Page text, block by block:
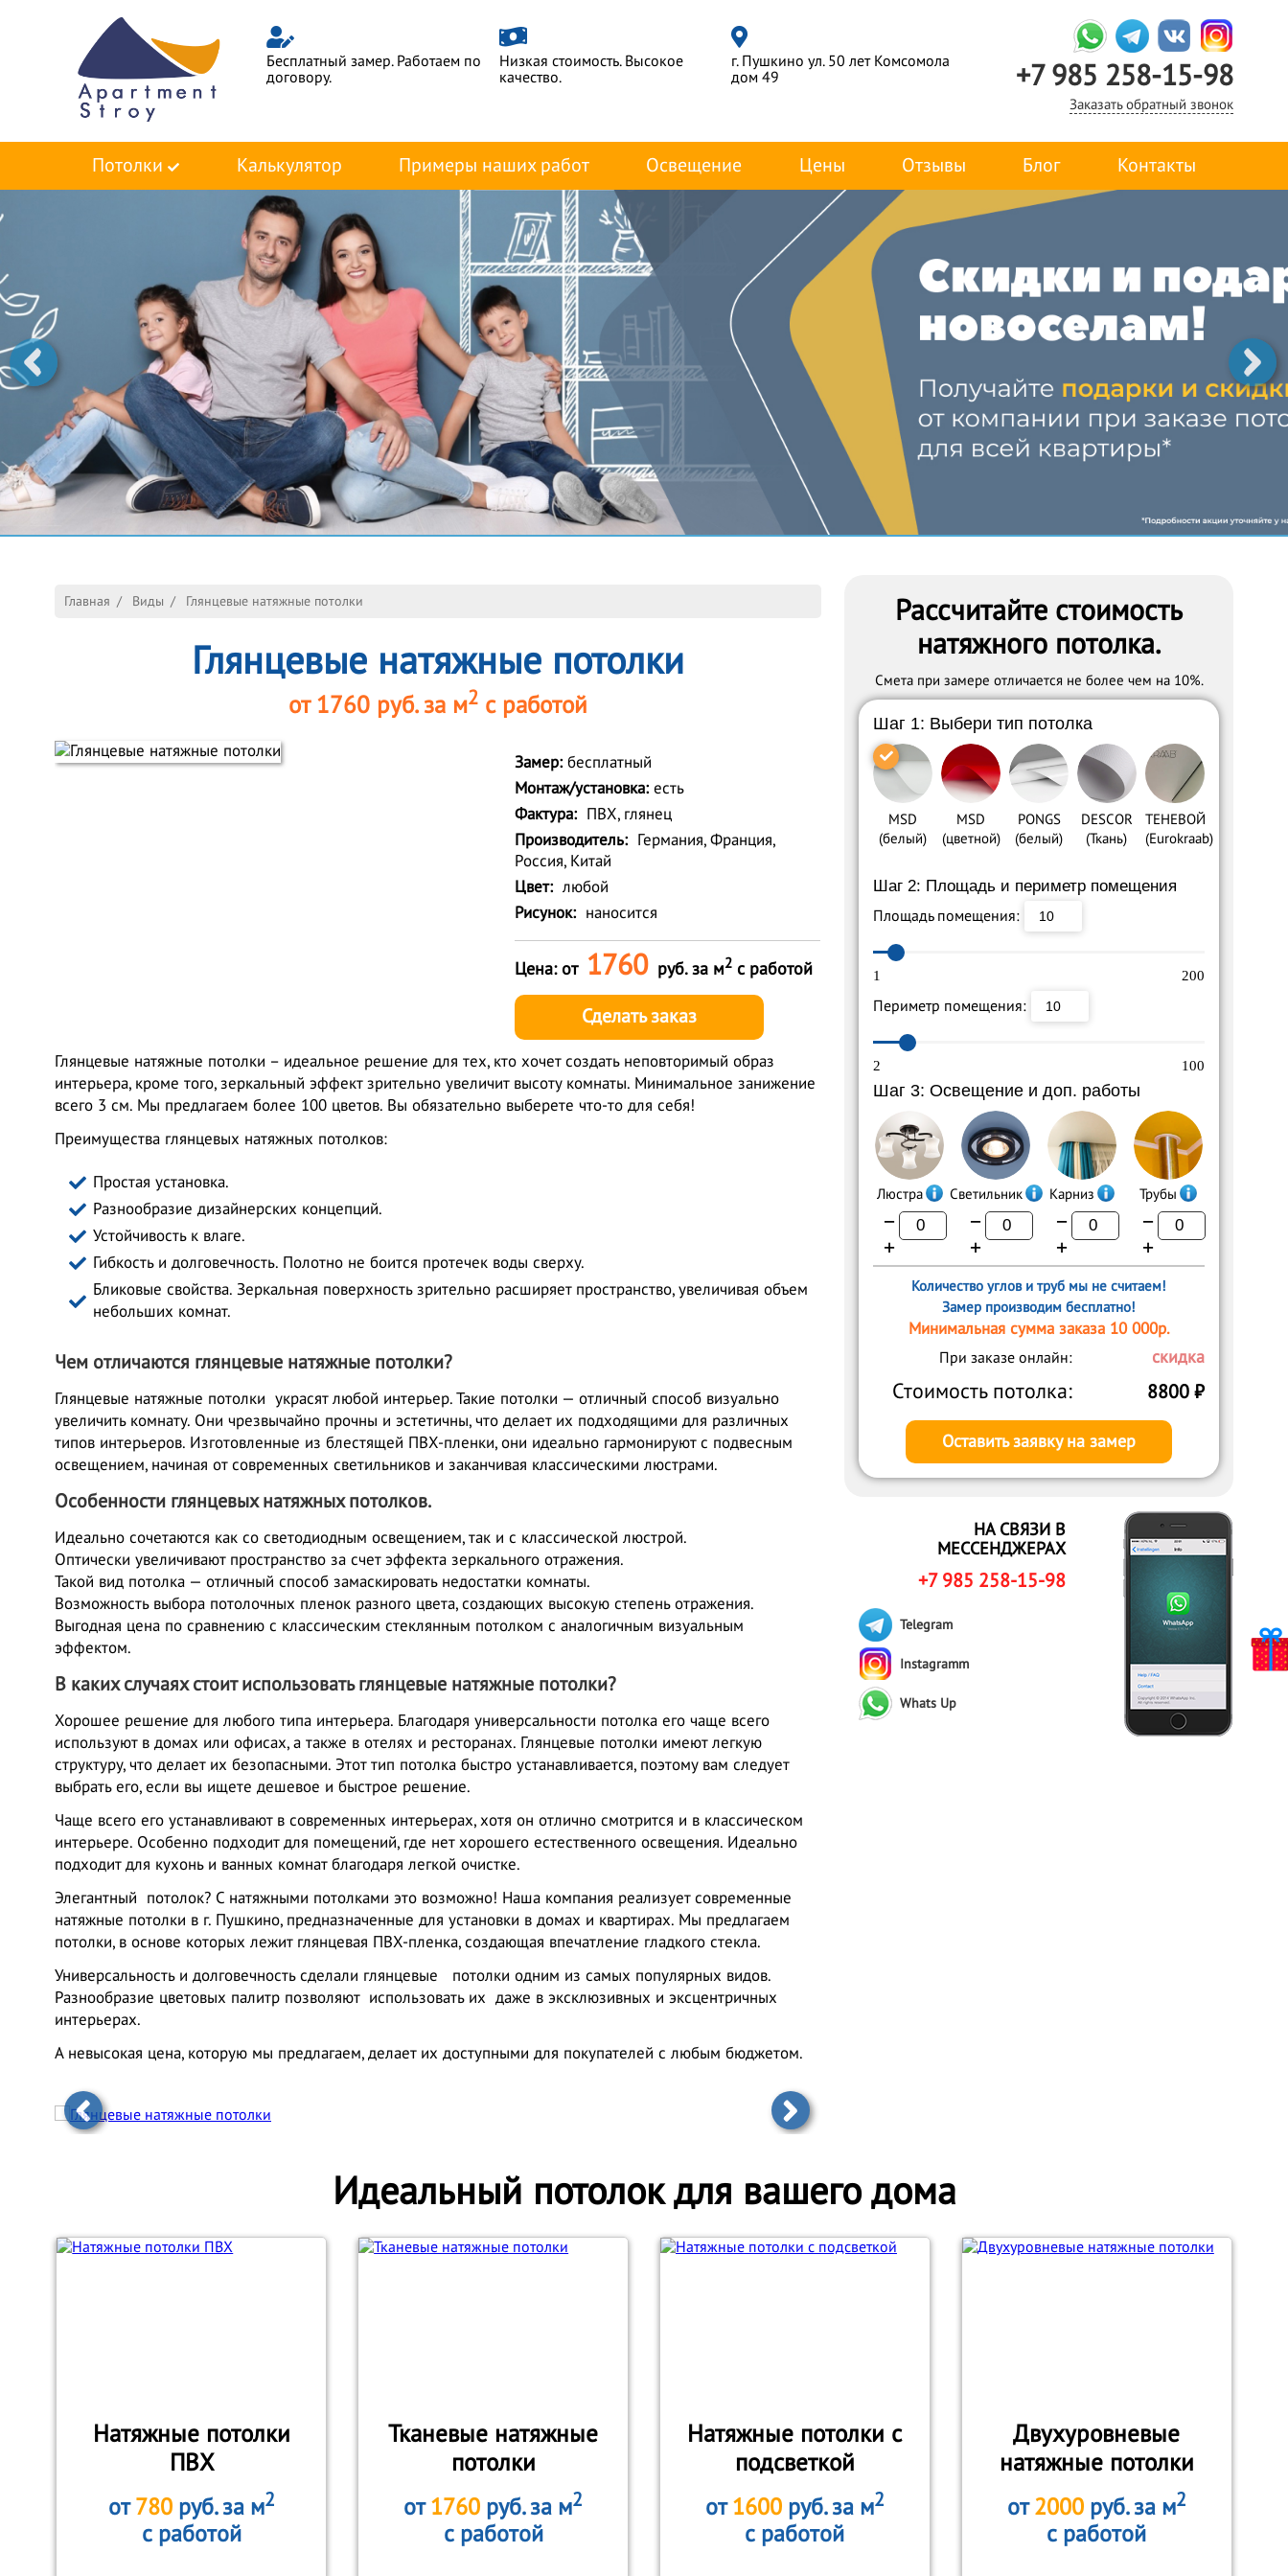
Бесплатный замер. Работаем по
договору.
Низкая стоимость. Высокое
качество.
г. Пушкино ул. 50 лет Комсомола
дом 49
+7 985 258-15-98
Заказать обратный звонок
Потолки Калькулятор Примеры наших работ Освещение Цены Отзывы Блог Контакты
Главная / Виды / Глянцевые натяжные потолки
Глянцевые натяжные потолки
от 1760руб. за м2с работой
Замер: бесплатный
Монтаж/установка: есть
Фактура: ПВХ, глянец
Производитель: Германия, Франция,
Россия, Китай
Цвет: любой
Рисунок: наносится
Цена: от 1760 руб. за м2с работой
Сделать заказ
Глянцевые натяжные потолки – идеальное решение для тех, кто хочет создать неповторимый образ
интерьера, кроме того, зеркальный эффект зрительно увеличит высоту комнаты. Минимальное занижение
всего 3 см. Мы предлагаем более 100 цветов. Вы обязательно выберете что-то для себя!
Преимущества глянцевых натяжных потолков:
Простая установка.
Разнообразие дизайнерских концепций.
Устойчивость к влаге.
Гибкость и долговечность. Полотно не боится протечек воды сверху.
Бликовые свойства. Зеркальная поверхность зрительно расширяет пространство, увеличивая объем
небольших комнат.
Чем отличаются глянцевые натяжные потолки?
Глянцевые натяжные потолки украсят любой интерьер. Такие потолки — отличный способ визуально
увеличить комнату. Они чрезвычайно прочны и эстетичны, что делает их подходящими для различных
типов интерьеров. Изготовленные из блестящей ПВХ-пленки, они идеально гармонируют с подвесным
освещением, начиная от современных светильников и заканчивая классическими люстрами.
Особенности глянцевых натяжных потолков.
Идеально сочетаются как со светодиодным освещением, так и с классической люстрой.
Оптически увеличивают пространство за счет эффекта зеркального отражения.
Такой вид потолка — отличный способ замаскировать недостатки комнаты.
Возможность выбора потолочных пленок разного цвета, создающих высокую степень отражения.
Выгодная цена по сравнению с классическим стеклянным потолком с аналогичным визуальным
эффектом.
В каких случаях стоит использовать глянцевые натяжные потолки?
Хорошее решение для любого типа интерьера. Благодаря универсальности потолка его чаще всего
используют в домах или офисах, а также в отелях и ресторанах. Глянцевые потолки имеют легкую
структуру, что делает их безопасными. Этот тип потолка быстро устанавливается, поэтому вам следует
выбрать его, если вы ищете дешевое и быстрое решение.
Чаще всего его устанавливают в современных интерьерах, хотя он отлично смотрится и в классическом
интерьере. Особенно подходит для помещений, где нет хорошего естественного освещения. Идеально
подходит для кухонь и ванных комнат благодаря легкой очистке.
Элегантный потолок? С натяжными потолками это возможно! Наша компания реализует современные
натяжные потолки в г. Пушкино, предназначенные для установки в домах и квартирах. Мы предлагаем
потолки, в основе которых лежит глянцевая ПВХ-пленка, создающая впечатление гладкого стекла.
Универсальность и долговечность сделали глянцевые потолки одним из самых популярных видов.
Разнообразие цветовых палитр позволяют использовать их даже в эксклюзивных и эксцентричных
интерьерах.
А невысокая цена, которую мы предлагаем, делает их доступными для покупателей с любым бюджетом.
Рассчитайте стоимость
натяжного потолка.
Cмета при замере отличается не более чем на 10%.
Шаг 1: Выбери тип потолка
MSD
(белый)
MSD
(цветной)
PONGS
(белый)
DESCOR
(Ткань)
ТЕНЕВОЙ
(Eurokraab)
Шаг 2: Площадь и периметр помещения
Площадь помещения:
1 200
Периметр помещения:
2 100
Шаг 3: Освещение и доп. работы
Люстра
−
+
Светильник
−
+
Карниз
−
+
Трубы
−
+
Количество углов и труб мы не считаем!
Замер производим бесплатно!
Минимальная сумма заказа 10 000р.
При заказе онлайн: скидка
Стоимость потолка: 8800 ₽
Оставить заявку на замер
НА СВЯЗИ В
МЕССЕНДЖЕРАХ
+7 985 258-15-98
Telegram
Instagramm
Whats Up
Идеальный потолок для вашего дома
Натяжные потолки
ПВХ
от780руб. за м2
с работой
Тканевые натяжные
потолки
от1760 руб. за м2
с работой
Натяжные потолки с
подсветкой
от1600руб. за м2
с работой
Двухуровневые
натяжные потолки
от2000руб. за м2
с работой